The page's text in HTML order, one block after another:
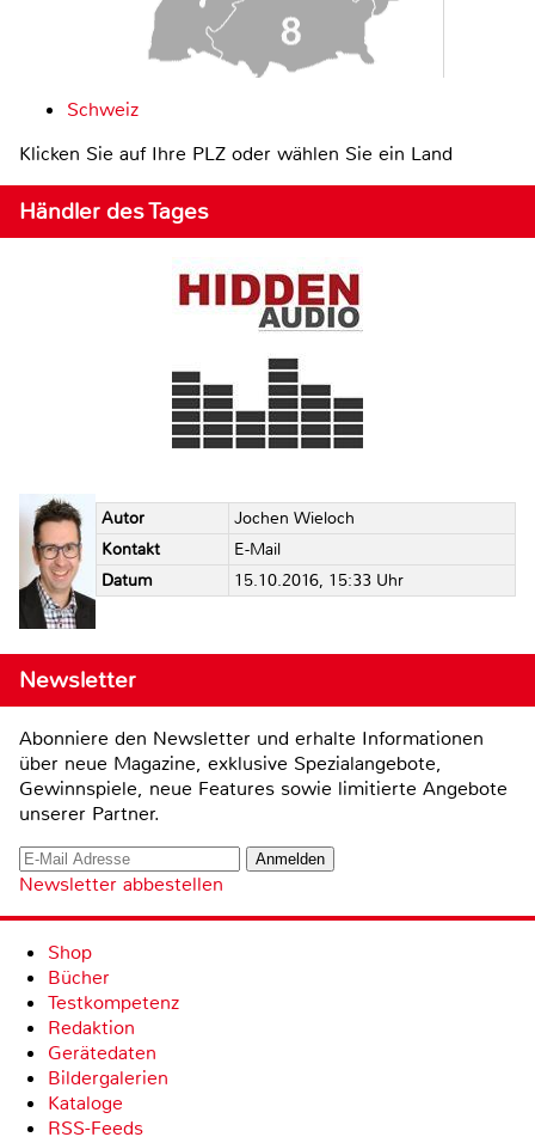
Schweiz
Klicken Sie auf Ihre PLZ oder wählen Sie ein Land
Händler des Tages
Autor
Jochen Wieloch
Kontakt
E-Mail
Datum
15.10.2016, 15:33 Uhr
Newsletter
Abonniere den Newsletter und erhalte Informationen
über neue Magazine, exklusive Spezialangebote,
Gewinnspiele, neue Features sowie limitierte Angebote
unserer Partner.
Newsletter abbestellen
Shop
Bücher
Testkompetenz
Redaktion
Gerätedaten
Bildergalerien
Kataloge
RSS-Feeds